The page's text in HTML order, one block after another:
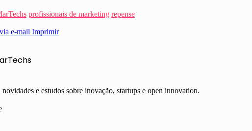
profissionais de marketing repense
e-mail Imprimir
e estudos sobre inovação, startups e open innovation.